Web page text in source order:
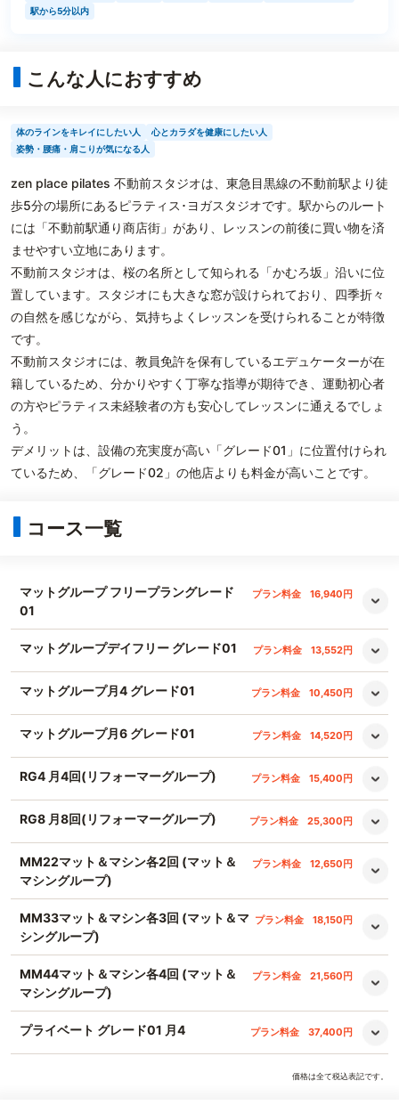
駅から5分以内
こんな人におすすめ
体のラインをキレイにしたい人
心とカラダを健康にしたい人
姿勢・腰痛・肩こりが気になる人
zen place pilates 不動前スタジオは、東急目黒線の不動前駅より徒
歩5分の場所にあるピラティス･ヨガスタジオです。駅からのルート
には「不動前駅通り商店街」があり、レッスンの前後に買い物を済
ませやすい立地にあります。
不動前スタジオは、桜の名所として知られる「かむろ坂」沿いに位
置しています。スタジオにも大きな窓が設けられており、四季折々
の自然を感じながら、気持ちよくレッスンを受けられることが特徴
です。
不動前スタジオには、教員免許を保有しているエデュケーターが在
籍しているため、分かりやすく丁寧な指導が期待でき、運動初心者
の方やピラティス未経験者の方も安心してレッスンに通えるでしょ
う。
デメリットは、設備の充実度が高い「グレード01」に位置付けられ
ているため、「グレード02」の他店よりも料金が高いことです。
コース一覧
マットグループ フリープラングレード
01
プラン料金 16,940円
マットグループデイフリー グレード01 プラン料金 13,552円
マットグループ月4 グレード01 プラン料金 10,450円
マットグループ月6 グレード01 プラン料金 14,520円
RG4 月4回(リフォーマーグループ) プラン料金 15,400円
RG8 月8回(リフォーマーグループ) プラン料金 25,300円
MM22マット＆マシン各2回 (マット＆
マシングループ)
プラン料金 12,650円
MM33マット＆マシン各3回 (マット＆マ
シングループ)
プラン料金 18,150円
MM44マット＆マシン各4回 (マット＆
マシングループ)
プラン料金 21,560円
プライベート グレード01 月4 プラン料金 37,400円
価格は全て税込表記です。